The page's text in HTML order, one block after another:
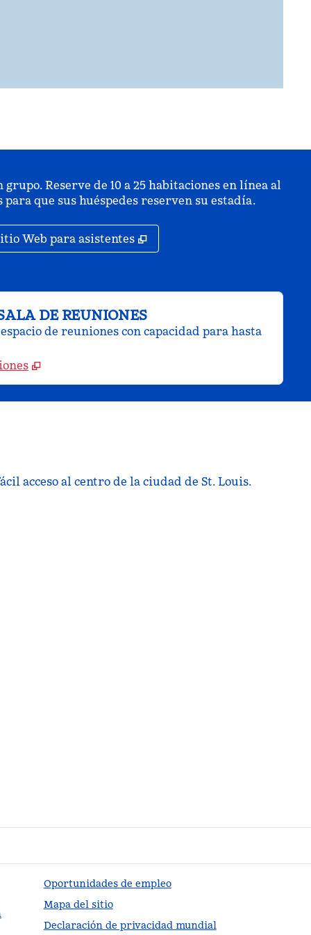
Reserve de 10 a 25 habitaciones en línea al
que sus huéspedes reserven su estadía.
nueva
Web para asistentes ,
DE REUNIONES
de reuniones con capacidad para hasta
acceso al centro de la ciudad de St. Louis.
Oportunidades de empleo
Mapa del sitio
Declaración de privacidad mundial